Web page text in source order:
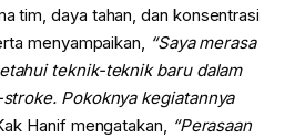
tim, daya tahan, dan konsentrasi
menyampaikan, “Saya merasa
teknik-teknik baru dalam
Pokoknya kegiatannya
Hanif mengatakan, “Perasaan